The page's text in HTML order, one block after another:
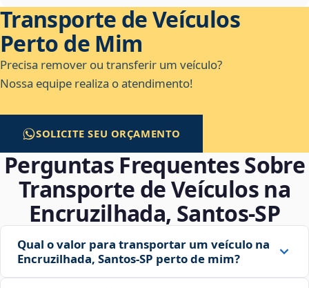
Transporte de Veículos
Perto de Mim
Precisa remover ou transferir um veículo?
Nossa equipe realiza o atendimento!
SOLICITE SEU ORÇAMENTO
Perguntas Frequentes Sobre
Transporte de Veículos na
Encruzilhada, Santos‑SP
Qual o valor para transportar um veículo na
Encruzilhada, Santos‑SP perto de mim?